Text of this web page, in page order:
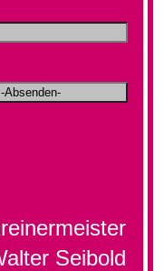
Seibold